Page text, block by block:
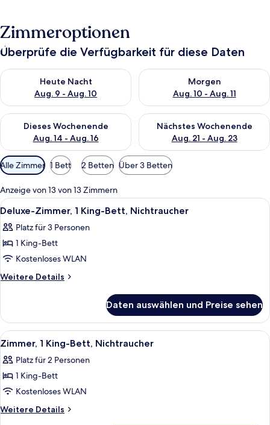
Zimmeroptionen
Überprüfe die Verfügbarkeit für diese Daten
Heute Nacht
Aug. 9 - Aug. 10
Überprüfe die Verfügbarkeit für heute Nacht, Aug. 9 - Aug.
Morgen
Aug. 10 - Aug. 11
Überprüfe die Verfügbarkeit
Dieses Wochenende
Aug. 14 - Aug. 16
Überprüfe die Verfügbarkeit für dieses Wochenende, Aug. 14
Nächstes Wochenende
Aug. 21 - Aug. 23
Überprüfe die Verfügbarkeit
Verfügbare
Filter
für
Zimmer
Alle Zimmer 1 Bett 2 Betten Über 3 Betten
Anzeige von 13 von 13 Zimmern
Alle
Fotos
für
Deluxe-
Zimmer,
1 King-
anzeigen
Ein Hotelzimmer mit einem großen
5
Deluxe-Zimmer, 1 King-Bett, Nichtraucher
Platz für 3 Personen
1 King-Bett
Kostenloses WLAN
Weitere Details
Weitere
Zimmer,
1 King-
Bett,
Daten auswählen und Preise sehen
Alle
Fotos
für
Zimmer,
1 King-
Bett,
Ein Hotelzimmer mit einem Bett,
2
Zimmer, 1 King-Bett, Nichtraucher
Platz für 2 Personen
1 King-Bett
Kostenloses WLAN
Weitere Details
Weitere